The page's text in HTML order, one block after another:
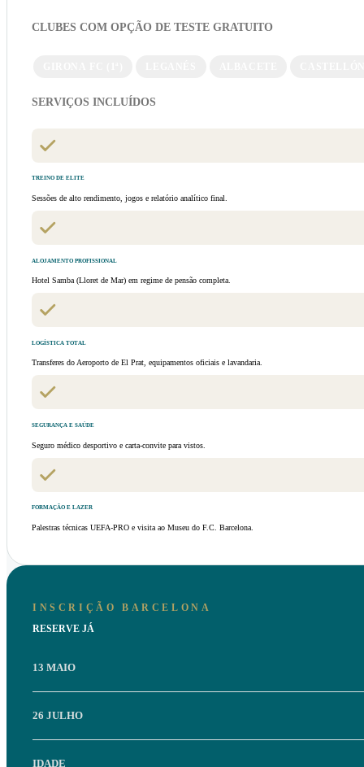
CLUBES COM OPÇÃO DE TESTE GRATUITO
SERVIÇOS INCLUÍDOS
TREINO DE ELITE
Sessões de alto rendimento, jogos e relatório analítico final.
ALOJAMENTO PROFISSIONAL
Hotel Samba (Lloret de Mar) em regime de pensão completa.
LOGÍSTICA TOTAL
Transferes do Aeroporto de El Prat, equipamentos oficiais e lavandaria.
SEGURANÇA E SAÚDE
Seguro médico desportivo e carta-convite para vistos.
FORMAÇÃO E LAZER
Palestras técnicas UEFA-PRO e visita ao Museu do F.C. Barcelona.
INSCRIÇÃO BARCELONA
RESERVE JÁ
13 MAIO
26 JULHO
IDADE